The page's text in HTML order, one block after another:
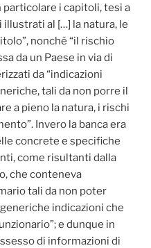
i capitoli, tesi a
al […] la natura, le
nonché “il rischio
da un Paese in via di
da “indicazioni
tali da non porre il
a pieno la natura, i rischi
Invero la banca era
concrete e specifiche
come risultanti dalla
che conteneva
tali da non poter
indicazioni che
e dunque in
di informazioni di